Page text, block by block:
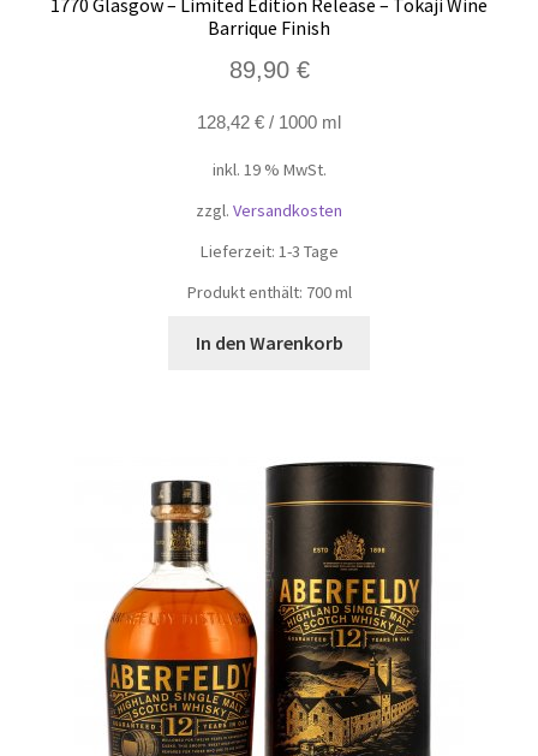
1770 Glasgow – Limited Edition Release – Tokaji Wine
Barrique Finish
89,90 €
128,42 € / 1000 ml
inkl. 19 % MwSt.
zzgl. Versandkosten
Lieferzeit: 1-3 Tage
Produkt enthält: 700ml
In den Warenkorb